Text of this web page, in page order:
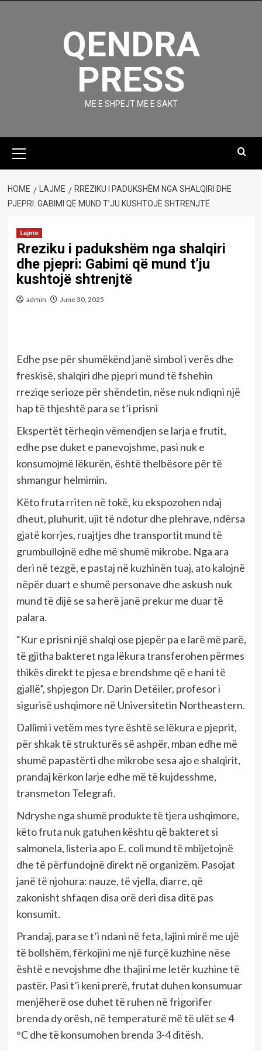
QENDRA
PRESS
ME E SHPEJT ME E SAKT
Menu
HOME LAJME
RREZIKU I PADUKSHËM NGA SHALQIRI DHE
PJEPRI: GABIMI QË MUND T’JU KUSHTOJË SHTRENJTË
Lajme
Rreziku i padukshëm nga shalqiri
dhe pjepri: Gabimi që mund t’ju
kushtojë shtrenjtë
admin June 30, 2025
Edhe pse për shumëkënd janë simbol i verës dhe
freskisë, shalqiri dhe pjepri mund të fshehin
rreziqe serioze për shëndetin, nëse nuk ndiqni një
hap të thjeshtë para se t’i prisni
Ekspertët tërheqin vëmendjen se larja e frutit,
edhe pse duket e panevojshme, pasi nuk e
konsumojmë lëkurën, është thelbësore për të
shmangur helmimin.
Këto fruta rriten në tokë, ku ekspozohen ndaj
dheut, pluhurit, ujit të ndotur dhe plehrave, ndërsa
gjatë korrjes, ruajtjes dhe transportit mund të
grumbullojnë edhe më shumë mikrobe. Nga ara
deri në tezgë, e pastaj në kuzhinën tuaj, ato kalojnë
nëpër duart e shumë personave dhe askush nuk
mund të dijë se sa herë janë prekur me duar të
palara.
“Kur e prisni një shalqi ose pjepër pa e larë më parë,
të gjitha bakteret nga lëkura transferohen përmes
thikës direkt te pjesa e brendshme që e hani të
gjallë”, shpjegon Dr. Darin Detëiler, profesor i
sigurisë ushqimore në Universitetin Northeastern.
Dallimi i vetëm mes tyre është se lëkura e pjeprit,
për shkak të strukturës së ashpër, mban edhe më
shumë papastërti dhe mikrobe sesa ajo e shalqirit,
prandaj kërkon larje edhe më të kujdesshme,
transmeton Telegrafi.
Ndryshe nga shumë produkte të tjera ushqimore,
këto fruta nuk gatuhen kështu që bakteret si
salmonela, listeria apo E. coli mund të mbijetojnë
dhe të përfundojnë direkt në organizëm. Pasojat
janë të njohura: nauze, të vjella, diarre, që
zakonisht shfaqen disa orë deri disa ditë pas
konsumit.
Prandaj, para se t’i ndani në feta, lajini mirë me ujë
të bollshëm, fërkojini me një furçë kuzhine nëse
është e nevojshme dhe thajini me letër kuzhine të
pastër. Pasi t’i keni prerë, frutat duhen konsumuar
menjëherë ose duhet të ruhen në frigorifer
brenda dy orësh, në temperaturë më të ulët se 4
°C dhe të konsumohen brenda 3-4 ditësh.